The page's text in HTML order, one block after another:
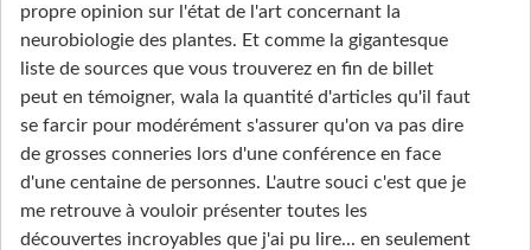
propre opinion sur l'état de l'art concernant la
neurobiologie des plantes. Et comme la gigantesque
liste de sources que vous trouverez en fin de billet
peut en témoigner, wala la quantité d'articles qu'il faut
se farcir pour modérément s'assurer qu'on va pas dire
de grosses conneries lors d'une conférence en face
d'une centaine de personnes. L'autre souci c'est que je
me retrouve à vouloir présenter toutes les
découvertes incroyables que j'ai pu lire... en seulement